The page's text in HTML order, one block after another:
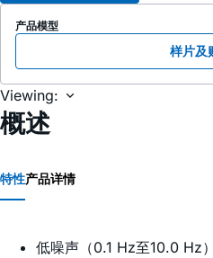
产品模型
样片及
Viewing:
概述
特性产品详情
低噪声（0.1 Hz至10.0 Hz